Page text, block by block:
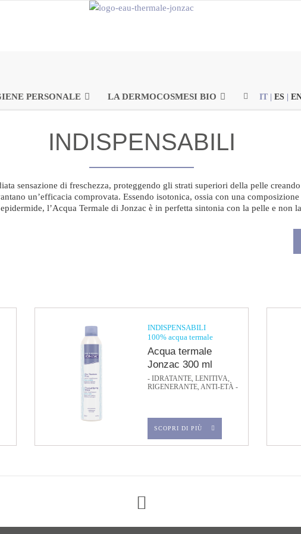
PERSONALE LA DERMOCOSMESI BIO IT ES
INDISPENSABILI
sensazione di freschezza, proteggendo gli strati superiori della pelle
un’efficacia comprovata. Essendo isotonica, ossia con una
l’Acqua Termale di Jonzac è in perfetta sintonia con la pelle e non
INDISPENSABILI
100% acqua termale
Acqua termale
Jonzac 300 ml
- IDRATANTE, LENITIVA,
RIGENERANTE, ANTI-ETÀ -
SCOPRI DI PIÙ